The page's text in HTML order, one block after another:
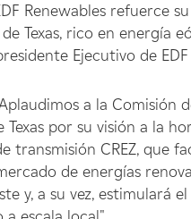
Renewables refuerce
Texas, rico en energía
Ejecutivo de
a la Comisión
Texas por su visión a la
transmisión CREZ, que
de energías
y, a su vez, estimulará